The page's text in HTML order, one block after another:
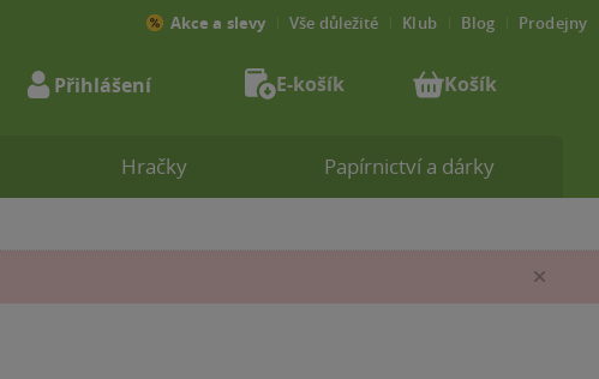
Hračky Papírnictví a dárky
Akce a slevy Vše důležité Klub Blog Prodejny
Přihlášení E-košík Košík